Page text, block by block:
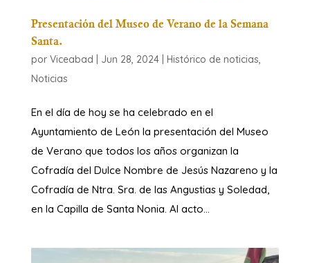
Presentación del Museo de Verano de la Semana
Santa.
por Viceabad Jun 28, 2024| Histórico de noticias,
Noticias
En el día de hoy se ha celebrado en el
Ayuntamiento de León la presentación del Museo
de Verano que todos los años organizan la
Cofradía del Dulce Nombre de Jesús Nazareno y la
Cofradía de Ntra. Sra. de las Angustias y Soledad,
en la Capilla de Santa Nonia. Al acto...